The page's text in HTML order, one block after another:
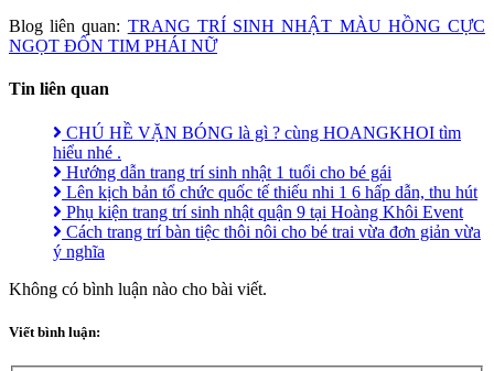
Blog liên quan: TRANG TRÍ SINH NHẬT MÀU HỒNG CỰC
NGỌT ĐỐN TIM PHÁI NỮ
Tin liên quan
CHÚ HỀ VẶN BÓNG là gì ? cùng HOANGKHOI tìm
hiểu nhé .
Hướng dẫn trang trí sinh nhật 1 tuổi cho bé gái
Lên kịch bản tổ chức quốc tế thiếu nhi 1 6 hấp dẫn, thu hút
Phụ kiện trang trí sinh nhật quận 9 tại Hoàng Khôi Event
Cách trang trí bàn tiệc thôi nôi cho bé trai vừa đơn giản vừa
ý nghĩa
Không có bình luận nào cho bài viết.
Viết bình luận: